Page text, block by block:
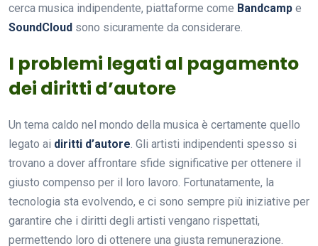
cerca musica indipendente, piattaforme come Bandcamp e
SoundCloud sono sicuramente da considerare.
I problemi legati al pagamento
dei diritti d’autore
Un tema caldo nel mondo della musica è certamente quello
legato ai diritti d’autore. Gli artisti indipendenti spesso si
trovano a dover affrontare sfide significative per ottenere il
giusto compenso per il loro lavoro. Fortunatamente, la
tecnologia sta evolvendo, e ci sono sempre più iniziative per
garantire che i diritti degli artisti vengano rispettati,
permettendo loro di ottenere una giusta remunerazione.